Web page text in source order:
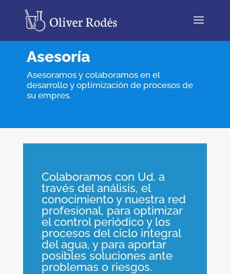
Asesoría
Asesoramos y colaboramos en el
desarrollo y optimización de procesos de
su empres.
Colaboramos con Ud. a
través del análisis, el
conocimiento y nuestra red
profesional, para optimizar
el control periódico y los
procesos del ciclo integral
del agua, y para aportar
posibles soluciones ante
problemas o riesgos.